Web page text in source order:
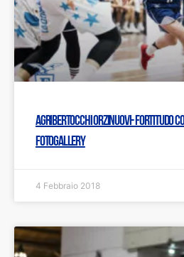
Agribertocchi Orzinuovi- Fortitudo
FOTOGALLERY
4 Febbraio 2018